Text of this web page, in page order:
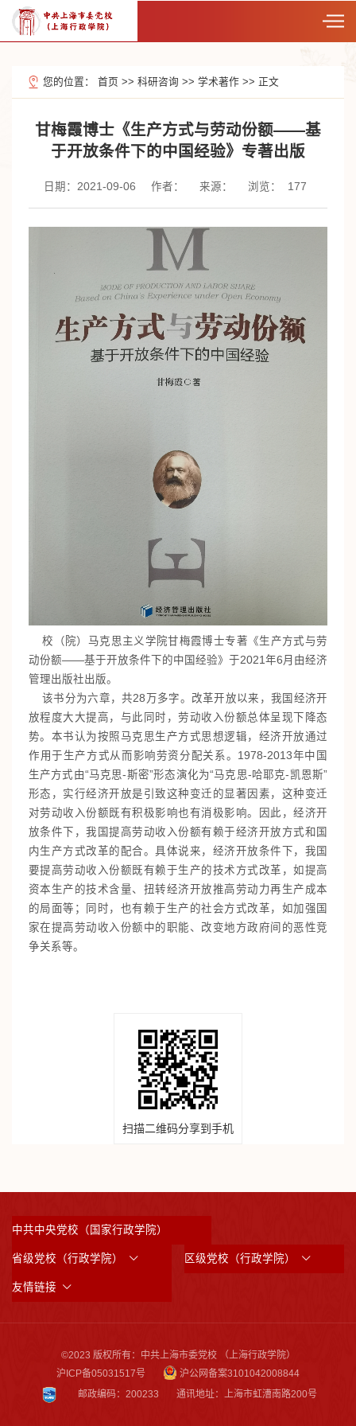
您的位置： 首页 >> 科研咨询 >> 学术著作>> 正文
甘梅霞博士《生产方式与劳动份额——基
于开放条件下的中国经验》专著出版
日期：2021-09-06 作者： 来源： 浏览： 177
校（院）马克思主义学院甘梅霞博士专著《生产方式与劳
动份额——基于开放条件下的中国经验》于2021年6月由经济
管理出版社出版。
该书分为六章，共28万多字。改革开放以来，我国经济开
放程度大大提高，与此同时，劳动收入份额总体呈现下降态
势。本书认为按照马克思生产方式思想逻辑，经济开放通过
作用于生产方式从而影响劳资分配关系。1978-2013年中国
生产方式由“马克思-斯密”形态演化为“马克思-哈耶克-凯恩斯”
形态，实行经济开放是引致这种变迁的显著因素，这种变迁
对劳动收入份额既有积极影响也有消极影响。因此，经济开
放条件下，我国提高劳动收入份额有赖于经济开放方式和国
内生产方式改革的配合。具体说来，经济开放条件下，我国
要提高劳动收入份额既有赖于生产的技术方式改革，如提高
资本生产的技术含量、扭转经济开放推高劳动力再生产成本
的局面等；同时，也有赖于生产的社会方式改革，如加强国
家在提高劳动收入份额中的职能、改变地方政府间的恶性竞
争关系等。
扫描二维码分享到手机
中共中央党校（国家行政学院）
省级党校（行政学院） 区级党校（行政学院）
友情链接
©2023 版权所有：中共上海市委党校 （上海行政学院）
沪ICP备05031517号
沪公网备案3101042008844
邮政编码：200233
通讯地址：上海市虹漕南路200号